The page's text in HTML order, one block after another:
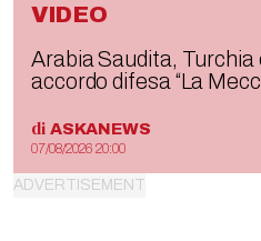
VIDEO
Arabia Saudita,
accordo difesa “La
di ASKANEWS
07/08/2026 20:00